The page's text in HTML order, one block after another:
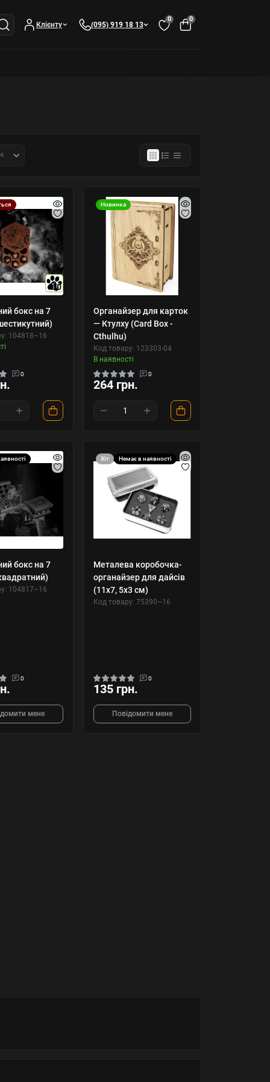
Клієнту (095) 919 18 13
0 0
10
бокс на 7
104818~16
0
Новинка
Органайзер для карток
— Ктулху (Card Box -
Cthulhu)
Код товару: 123303-04
В наявності
0
264 грн.
бокс на 7
104817~16
0
мене
Хіт Немає в наявності
Металева коробочка-
органайзер для дайсів
(11х7, 5х3 см)
Код товару: 75390~16
0
135 грн.
Повідомити мене